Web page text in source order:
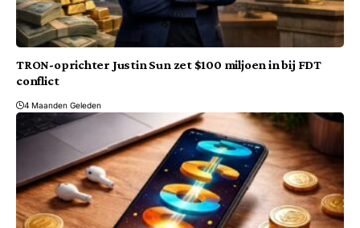
TRON-oprichter Justin Sun zet $100 miljoen in bij FDT
conflict
4 Maanden Geleden